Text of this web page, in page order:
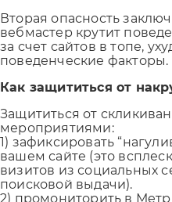
Вторая опасность
вебмастер крутит
за счет сайтов в топе,
поведенческие факторы.
Как защититься от
Защититься от
мероприятиями:
1) зафиксировать
вашем сайте (это
визитов из социальных
поисковой выдачи).
2) промониторить в